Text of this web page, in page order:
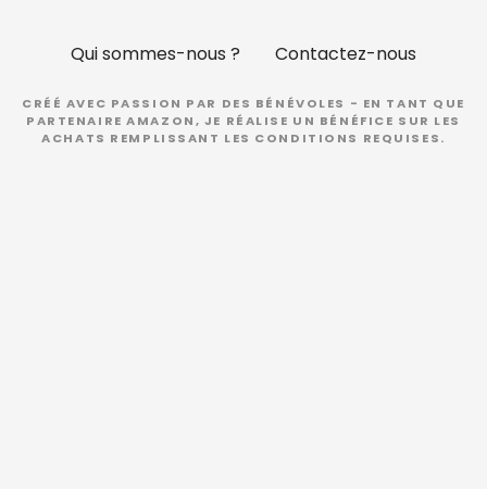
Qui sommes-nous ? Contactez-nous
CRÉÉ AVEC PASSION PAR DES BÉNÉVOLES - EN TANT QUE
PARTENAIRE AMAZON, JE RÉALISE UN BÉNÉFICE SUR LES
ACHATS REMPLISSANT LES CONDITIONS REQUISES.